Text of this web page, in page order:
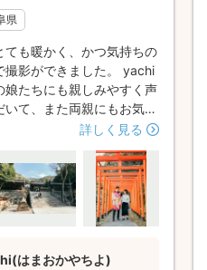
県
ても暖かく、かつ気持ちの
撮影ができました。 yachi
娘たちにも親しみやすく声
いて、また両親にもお気遣
していただいて、終始和や
然な表情をたくさん撮っ
た。色味、雰囲気も温かみ
ので、その場の雰囲気をそ
ていただけた形です。 あ
りましたが、大きくなって
詳しく見る
はまおかやちよ)